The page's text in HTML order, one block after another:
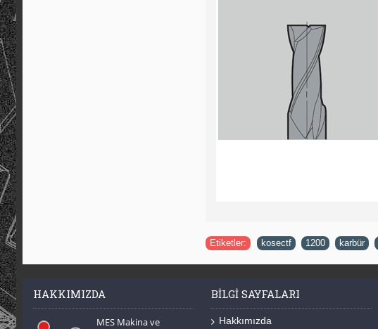
Etiketler: kosectf 1200 karbür
HAKKIMIZDA
MES Makina ve
BILGI SAYFALARI
Hakkımızda